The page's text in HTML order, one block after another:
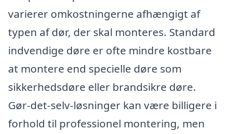
varierer omkostningerne afhængigt af
typen af dør, der skal monteres. Standard
indvendige døre er ofte mindre kostbare
at montere end specielle døre som
sikkerhedsdøre eller brandsikre døre.
Gør-det-selv-løsninger kan være billigere i
forhold til professionel montering, men